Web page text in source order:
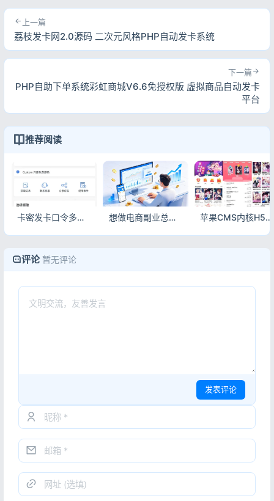
上一篇
荔枝发卡网2.0源码 二次元风格PHP自动发卡系统
下一篇
PHP自助下单系统彩虹商城V6.6免授权版 虚拟商品自动发卡
平台
推荐阅读
卡密发卡口令多功能小程序源码 自动发卡流量主小程序系统 想做电商副业总踩坑？这套电子商务源码合集，个人站长也能稳赚！ 苹果CMS内核H5漫画小说系统源码 三级分销+公众号对接
评论 暂无评论
发表评论